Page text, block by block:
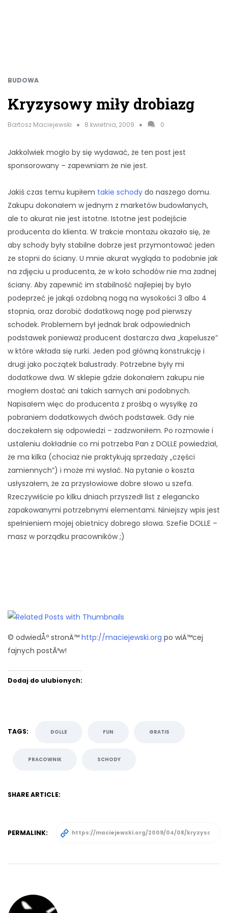
BUDOWA
Kryzysowy miły drobiazg
Bartosz Maciejewski 8 kwietnia, 2009 0
Jakkolwiek mogło by się wydawać, że ten post jest
sponsorowany – zapewniam że nie jest.
Jakiś czas temu kupiłem takie schody do naszego domu.
Zakupu dokonałem w jednym z marketów budowlanych,
ale to akurat nie jest istotne. Istotne jest podejście
producenta do klienta. W trakcie montażu okazało się, że
aby schody były stabilne dobrze jest przymontować jeden
ze stopni do ściany. U mnie akurat wygląda to podobnie jak
na zdjęciu u producenta, że w koło schodów nie ma żadnej
ściany. Aby zapewnić im stabilność najlepiej by było
podeprzeć je jakąś ozdobną nogą na wysokości 3 albo 4
stopnia, oraz dorobić dodatkową nogę pod pierwszy
schodek. Problemem był jednak brak odpowiednich
podstawek ponieważ producent dostarcza dwa „kapelusze”
w które wkłada się rurki. Jeden pod główną konstrukcję i
drugi jako początek balustrady. Potrzebne były mi
dodatkowe dwa. W sklepie gdzie dokonałem zakupu nie
mogłem dostać ani takich samych ani podobnych.
Napisałem więc do producenta z prośbą o wysyłkę za
pobraniem dodatkowych dwóch podstawek. Gdy nie
doczekałem się odpowiedzi – zadzwoniłem. Po rozmowie i
ustaleniu dokładnie co mi potrzeba Pan z DOLLE powiedział,
że ma kilka (chociaż nie praktykują sprzedaży „części
zamiennych”) i może mi wysłać. Na pytanie o koszta
usłyszałem, że za przysłowiowe dobre słowo u szefa.
Rzeczywiście po kilku dniach przyszedł list z elegancko
zapakowanymi potrzebnymi elementami. Niniejszy wpis jest
spełnieniem mojej obietnicy dobrego słowa. Szefie DOLLE –
masz w porządku pracowników ;)
© odwiedÅº stronÄ™ http://maciejewski.org po wiÄ™cej
fajnych postÃ³w!
Dodaj do ulubionych:
TAGS: DOLLE FUN GRATIS
PRACOWNIK SCHODY
SHARE ARTICLE:
PERMALINK: